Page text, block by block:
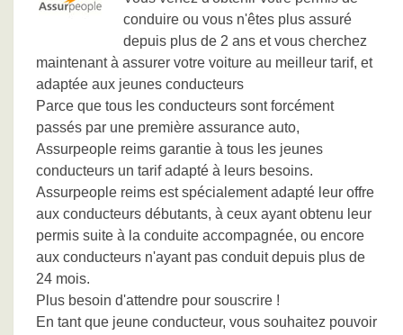
conduire ou vous n'êtes plus assuré
depuis plus de 2 ans et vous cherchez
maintenant à assurer votre voiture au meilleur tarif, et
adaptée aux jeunes conducteurs
Parce que tous les conducteurs sont forcément
passés par une première assurance auto,
Assurpeople reims garantie à tous les jeunes
conducteurs un tarif adapté à leurs besoins.
Assurpeople reims est spécialement adapté leur offre
aux conducteurs débutants, à ceux ayant obtenu leur
permis suite à la conduite accompagnée, ou encore
aux conducteurs n'ayant pas conduit depuis plus de
24 mois.
Plus besoin d'attendre pour souscrire !
En tant que jeune conducteur, vous souhaitez pouvoir